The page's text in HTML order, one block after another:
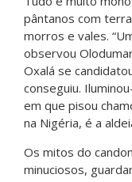
pântanos com
morros e vales.
observou
Oxalá se
conseguiu.
em que pisou
na Nigéria, é a
Os mitos do
minuciosos,